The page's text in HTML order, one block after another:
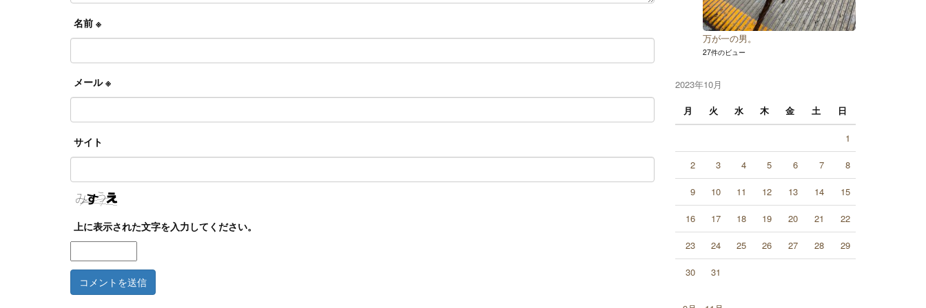
名前 ※
メール※
サイト
上に表示された文字を入力してください。
万が一の男。
27件のビュー
2023年10月
月
火 水 木 金 土 日
1
2 3 4 5 6 7 8
9 10 11 12 13 14 15
16 17 18 19 20 21 22
23 24 25 26 27 28 29
30 31